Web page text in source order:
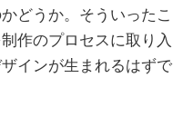
どうか。そういったこ
作のプロセスに取り入
インが生まれるはずで